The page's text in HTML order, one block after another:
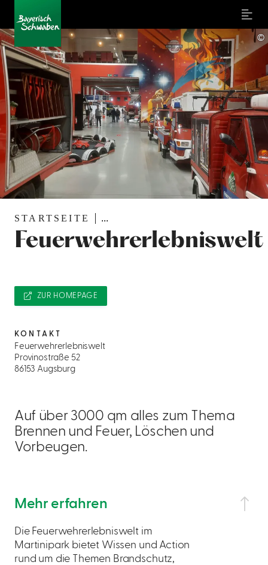
Menu
STARTSEITE ...
Feuerwehrerlebniswelt
©
Auf über 3000 qm alles zum Thema
Brennen und Feuer, Löschen und
Vorbeugen.
Mehr erfahren
Die Feuerwehrerlebniswelt im
Martinipark bietet Wissen und Action
rund um die Themen Brandschutz,
ZUR HOMEPAGE
KONTAKT
Feuerwehrerlebniswelt
Provinostraße 52
86153 Augsburg